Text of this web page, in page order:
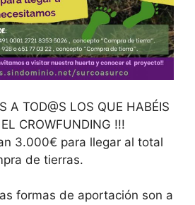
A TOD@S LOS QUE HABÉIS
CROWFUNDING !!!
3.000€ para llegar al total
de tierras.
formas de aportación son a